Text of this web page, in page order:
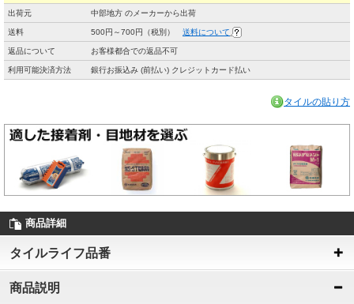
出荷元 中部地方 のメーカーから出荷
送料 500円～700円（税別） 送料について
返品について お客様都合での返品不可
利用可能決済方法 銀行お振込み (前払い) クレジットカード払い
タイルの貼り方
商品詳細
タイルライフ品番
商品説明